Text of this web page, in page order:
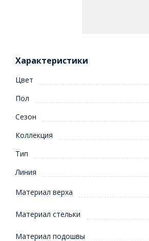
Характеристики
Цвет
Пол
Сезон
Коллекция
Тип
Линия
Материал верха
Материал стельки
Материал подошвы